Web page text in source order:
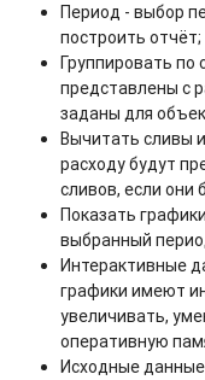
Период - выбор
построить отчёт;
Группировать по
представлены с
заданы для
Вычитать сливы
расходу будут
сливов, если они
Показать
выбранный
Интерактивные
графики имеют
увеличивать,
оперативную
Исходные